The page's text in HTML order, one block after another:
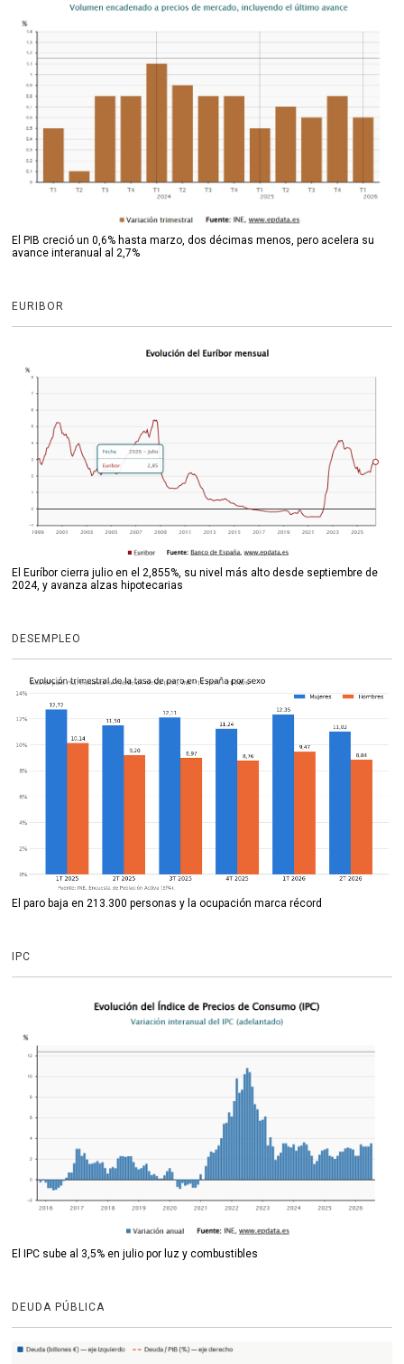
El PIB creció un 0,6% hasta marzo, dos décimas menos, pero acelera su
avance interanual al 2,7%
EURIBOR
El Euríbor cierra julio en el 2,855%, su nivel más alto desde septiembre de
2024, y avanza alzas hipotecarias
DESEMPLEO
El paro baja en 213.300 personas y la ocupación marca récord
IPC
El IPC sube al 3,5% en julio por luz y combustibles
DEUDA PÚBLICA